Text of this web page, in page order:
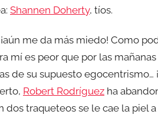
Shannen Doherty, tíos.
me da más miedo! Como
mí es peor que por las
de su supuesto egocentrismo…
Robert Rodríguez ha
traqueteos se le cae la piel a